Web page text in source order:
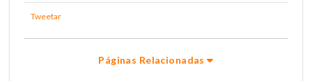
Tweetar
Páginas Relacionadas